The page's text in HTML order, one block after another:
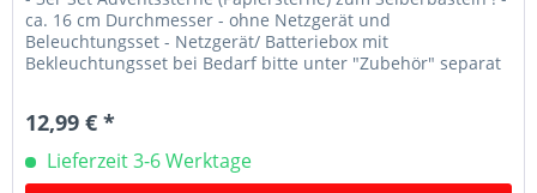
ca. 16 cm Durchmesser - ohne Netzgerät und
Beleuchtungsset - Netzgerät/ Batteriebox mit
Bekleuchtungsset bei Bedarf bitte unter "Zubehör" separat
12,99 € *
Lieferzeit 3-6 Werktage